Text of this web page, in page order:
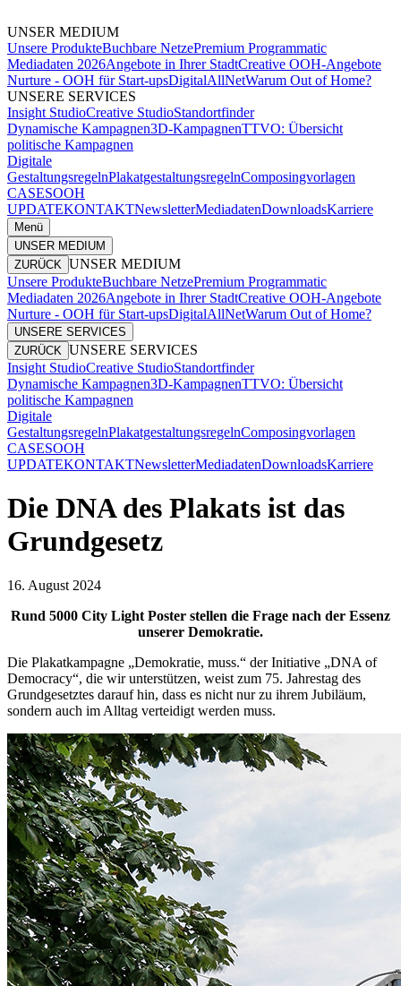
UNSER MEDIUM
Unsere ProdukteBuchbare NetzePremium Programmatic
Mediadaten 2026Angebote in Ihrer StadtCreative OOH-Angebote
Nurture - OOH für Start-upsDigitalAllNetWarum Out of Home?
UNSERE SERVICES
Insight StudioCreative StudioStandortfinder
Dynamische Kampagnen3D-KampagnenTTVO: Übersicht
politische Kampagnen
Digitale
GestaltungsregelnPlakatgestaltungsregelnComposingvorlagen
CASESOOH
UPDATEKONTAKTNewsletterMediadatenDownloadsKarriere
Menü
UNSER MEDIUM
ZURÜCK UNSER MEDIUM
Unsere ProdukteBuchbare NetzePremium Programmatic
Mediadaten 2026Angebote in Ihrer StadtCreative OOH-Angebote
Nurture - OOH für Start-upsDigitalAllNetWarum Out of Home?
UNSERE SERVICES
ZURÜCK UNSERE SERVICES
Insight StudioCreative StudioStandortfinder
Dynamische Kampagnen3D-KampagnenTTVO: Übersicht
politische Kampagnen
Digitale
GestaltungsregelnPlakatgestaltungsregelnComposingvorlagen
CASESOOH
UPDATEKONTAKTNewsletterMediadatenDownloadsKarriere
Die DNA des Plakats ist das
Grundgesetz
16. August 2024
Rund 5000 City Light Poster stellen die Frage nach der Essenz
unserer Demokratie.
Die Plakatkampagne „Demokratie, muss.“ der Initiative „DNA of
Democracy“, die wir unterstützen, weist zum 75. Jahrestag des
Grundgesetztes darauf hin, dass es nicht nur zu ihrem Jubiläum,
sondern auch im Alltag verteidigt werden muss.